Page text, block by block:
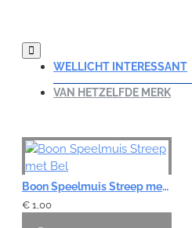
WELLICHT INTERESSANT
VAN HETZELFDE MERK
Boon Speelmuis Streep met Bel
€ 1,00